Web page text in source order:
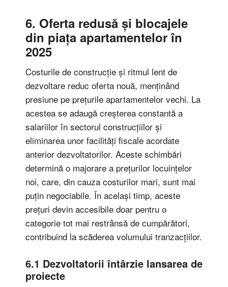
6. Oferta redusă și blocajele
din piața apartamentelor în
2025
Costurile de construcție și ritmul lent de
dezvoltare reduc oferta nouă, menținând
presiune pe prețurile apartamentelor vechi. La
acestea se adaugă creșterea constantă a
salariilor în sectorul construcțiilor și
eliminarea unor facilități fiscale acordate
anterior dezvoltatorilor. Aceste schimbări
determină o majorare a prețurilor locuințelor
noi, care, din cauza costurilor mari, sunt mai
puțin negociabile. În același timp, aceste
prețuri devin accesibile doar pentru o
categorie tot mai restrânsă de cumpărători,
contribuind la scăderea volumului tranzacțiilor.
6.1 Dezvoltatorii întârzie lansarea de
proiecte